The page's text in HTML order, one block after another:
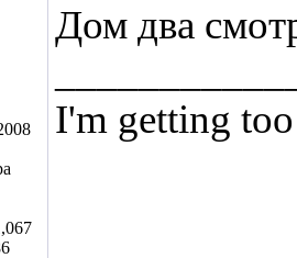
Дом два
I'm getting